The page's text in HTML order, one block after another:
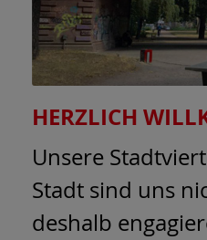
HERZLICH
Unsere
Stadt sind uns
deshalb